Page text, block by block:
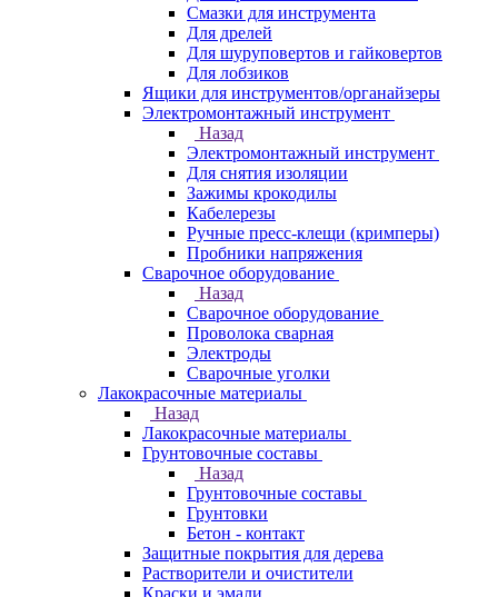
Смазки для инструмента
Для дрелей
Для шуруповертов и гайковертов
Для лобзиков
Ящики для инструментов/органайзеры
Электромонтажный инструмент
Назад
Электромонтажный инструмент
Для снятия изоляции
Зажимы крокодилы
Кабелерезы
Ручные пресс-клещи (кримперы)
Пробники напряжения
Сварочное оборудование
Назад
Сварочное оборудование
Проволока сварная
Электроды
Сварочные уголки
Лакокрасочные материалы
Назад
Лакокрасочные материалы
Грунтовочные составы
Назад
Грунтовочные составы
Грунтовки
Бетон - контакт
Защитные покрытия для дерева
Растворители и очистители
Краски и эмали